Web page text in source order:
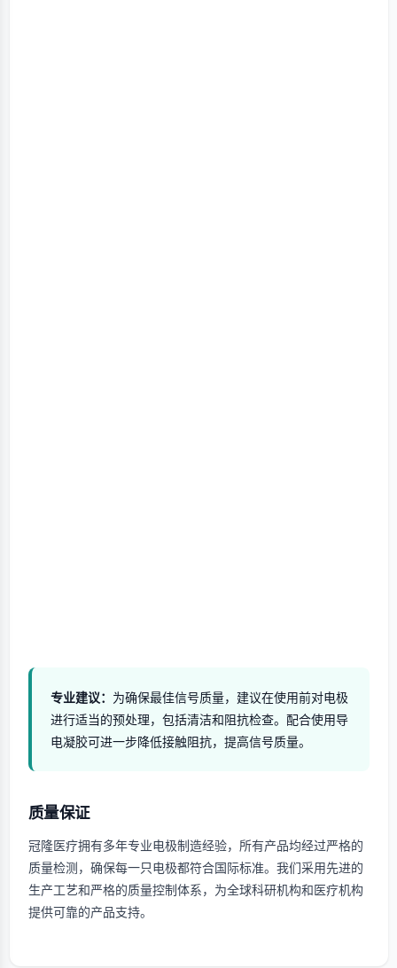
专业建议： 为确保最佳信号质量，建议在使用前对电极
进行适当的预处理，包括清洁和阻抗检查。配合使用导
电凝胶可进一步降低接触阻抗，提高信号质量。
质量保证
冠隆医疗拥有多年专业电极制造经验，所有产品均经过严格的
质量检测，确保每一只电极都符合国际标准。我们采用先进的
生产工艺和严格的质量控制体系，为全球科研机构和医疗机构
提供可靠的产品支持。